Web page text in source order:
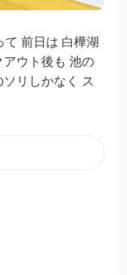
て 前日は 白樺湖
ウト後も 池の
リしかなく ス